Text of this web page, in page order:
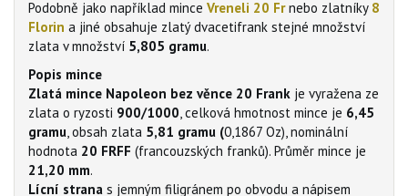
Podobně jako například mince Vreneli 20 Frnebo zlatníky 8
Florin a jiné obsahuje zlatý dvacetifrank stejné množství
zlata v množství 5,805 gramu.
Popis mince
Zlatá mince Napoleon bez věnce 20 Frank je vyražena ze
zlata o ryzosti 900/1000, celková hmotnost mince je 6,45
gramu, obsah zlata 5,81 gramu (0,1867 Oz), nominální
hodnota 20 FRFF (francouzských franků). Průměr mince je
21,20 mm.
Lícní strana s jemným filigránem po obvodu a nápisem